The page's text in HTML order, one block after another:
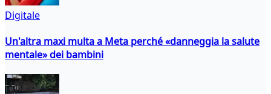
Digitale
Un'altra maxi multa a Meta perché «danneggia la salute
mentale» dei bambini